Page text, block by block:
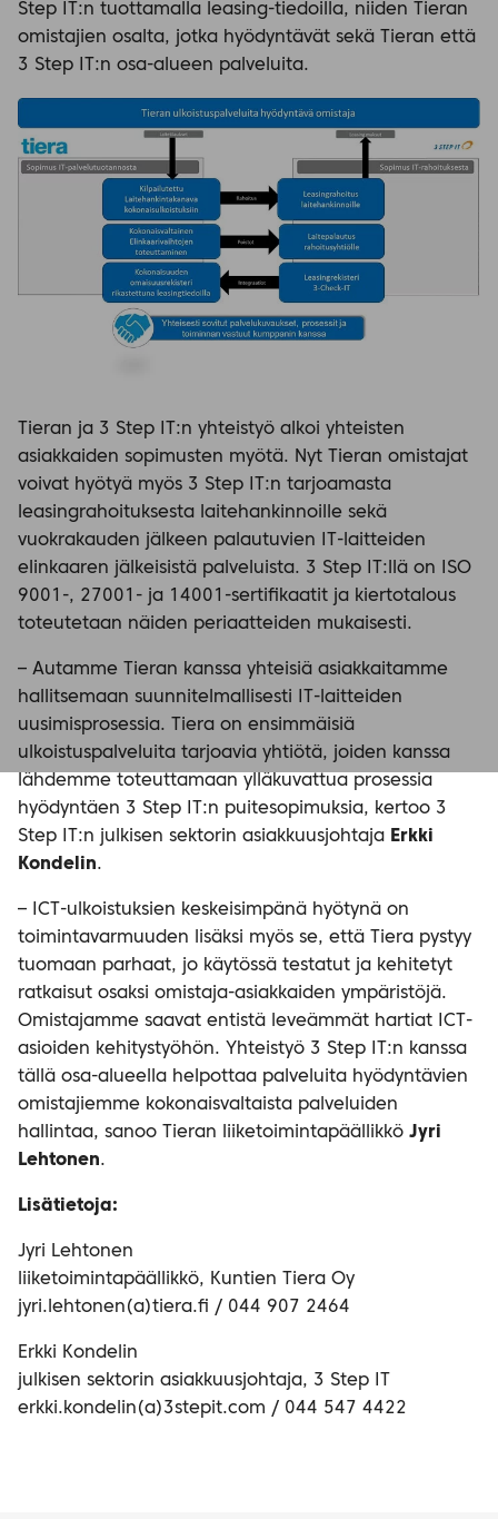
Step IT:n tuottamalla leasing-tiedoilla, niiden Tieran
omistajien osalta, jotka hyödyntävät sekä Tieran että
3 Step IT:n osa-alueen palveluita.
Tieran ja 3 Step IT:n yhteistyö alkoi yhteisten
asiakkaiden sopimusten myötä. Nyt Tieran omistajat
voivat hyötyä myös 3 Step IT:n tarjoamasta
leasingrahoituksesta laitehankinnoille sekä
vuokrakauden jälkeen palautuvien IT-laitteiden
elinkaaren jälkeisistä palveluista. 3 Step IT:llä on ISO
9001-, 27001- ja 14001-sertifikaatit ja kiertotalous
toteutetaan näiden periaatteiden mukaisesti.
– Autamme Tieran kanssa yhteisiä asiakkaitamme
hallitsemaan suunnitelmallisesti IT-laitteiden
uusimisprosessia. Tiera on ensimmäisiä
ulkoistuspalveluita tarjoavia yhtiötä, joiden kanssa
lähdemme toteuttamaan ylläkuvattua prosessia
hyödyntäen 3 Step IT:n puitesopimuksia, kertoo 3
Step IT:n julkisen sektorin asiakkuusjohtaja Erkki
Kondelin.
– ICT-ulkoistuksien keskeisimpänä hyötynä on
toimintavarmuuden lisäksi myös se, että Tiera pystyy
tuomaan parhaat, jo käytössä testatut ja kehitetyt
ratkaisut osaksi omistaja-asiakkaiden ympäristöjä.
Omistajamme saavat entistä leveämmät hartiat ICT-
asioiden kehitystyöhön. Yhteistyö 3 Step IT:n kanssa
tällä osa-alueella helpottaa palveluita hyödyntävien
omistajiemme kokonaisvaltaista palveluiden
hallintaa, sanoo Tieran liiketoimintapäällikkö Jyri
Lehtonen.
Lisätietoja:
Jyri Lehtonen
liiketoimintapäällikkö, Kuntien Tiera Oy
jyri.lehtonen(a)tiera.fi / 044 907 2464
Erkki Kondelin
julkisen sektorin asiakkuusjohtaja, 3 Step IT
erkki.kondelin(a)3stepit.com / 044 547 4422